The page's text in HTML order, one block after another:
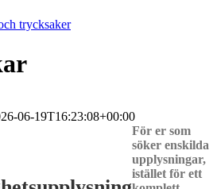
trycksaker
06-19T16:23:08+00:00
För er som
söker enskilda
upplysningar,
istället för ett